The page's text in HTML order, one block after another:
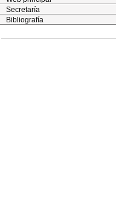
Secretaría
Bibliografía